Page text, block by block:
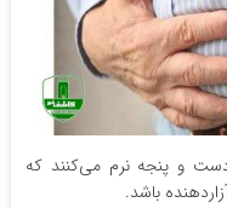
دست و پنجه نرم می‌کنند که
باشد.